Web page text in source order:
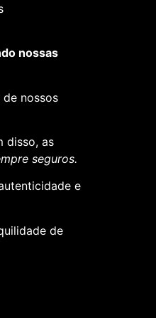
nossas
nossos
disso, as
seguros.
e
de